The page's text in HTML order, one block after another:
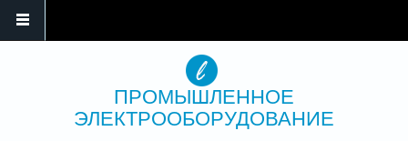
ПРОМЫШЛЕННОЕ
ЭЛЕКТРООБОРУДОВАНИЕ